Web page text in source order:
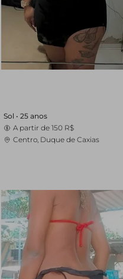
Sol • 25 anos
A partir de 150 R$
Centro, Duque de Caxias